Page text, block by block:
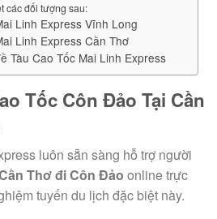
các đối tượng sau:
Linh Express Vĩnh Long
Linh Express Cần Thơ
Tàu Cao Tốc Mai Linh Express
Tốc Côn Đảo Tại Cần
luôn sẵn sàng hỗ trợ người
Thơ đi Côn Đảo online trực
tuyến du lịch đặc biệt này.